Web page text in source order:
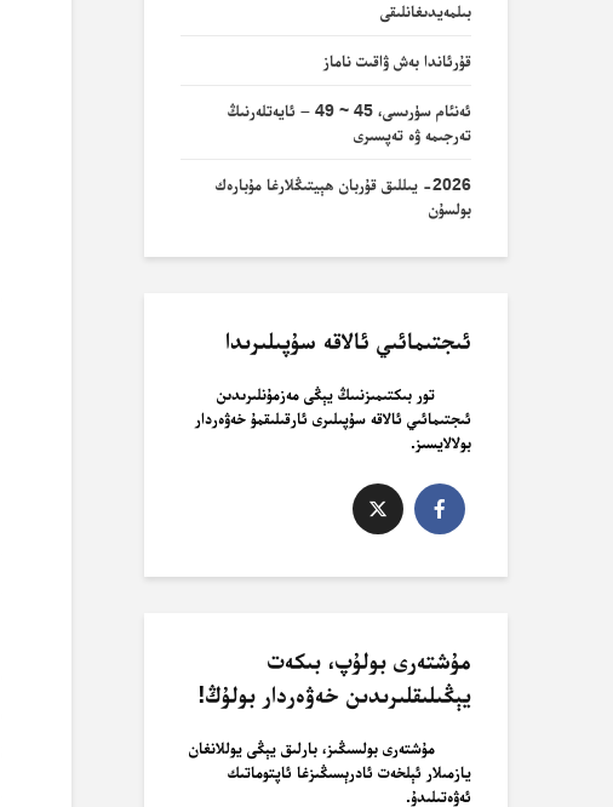
بىلمەيدىغانلىقى
قۇرئاندا بەش ۋاقىت ناماز
ئەنئام سۈرىسى، 45 ~ 49 – ئايەتلەرنىڭ
تەرجىمە ۋە تەپسىرى
2026- يىللىق قۇربان ھېيتىڭلارغا مۇبارەك
بولسۇن
ئىجتىمائىي ئالاقە سۇپىلىرىدا
تور بىكتىمىزنىىڭ يېڭى مەزمۇنلىرىدىن
ئىجتىمائىي ئالاقە سۇپىلىرى ئارقىلىقمۇ خەۋەردار
بولالايسىز.
مۇشتەرى بولۇپ، بىكەت
يېڭىلىقلىرىدىن خەۋەردار بولۇڭ!
مۇشتەرى بولسىڭىز، بارلىق يېڭى يوللانغان
يازمىلار ئېلخەت ئادرېسىڭىزغا ئاپتوماتىك
ئەۋەتىلىدۇ.